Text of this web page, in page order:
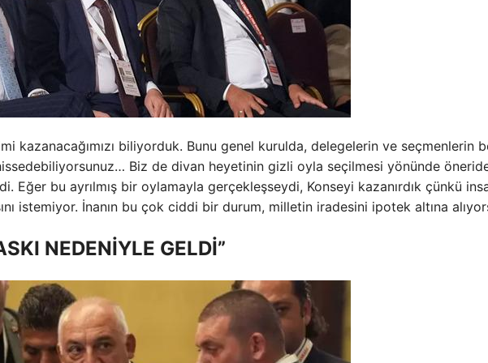
kazanacağımızı biliyorduk. Bunu genel kurulda, delegelerin ve seçmenlerin
Biz de divan heyetinin gizli oyla seçilmesi yönünde
Eğer bu ayrılmış bir oylamayla gerçekleşseydi, Konseyi kazanırdık çünkü
istemiyor. İnanın bu çok ciddi bir durum, milletin iradesini ipotek altına
NEDENİYLE GELDİ”